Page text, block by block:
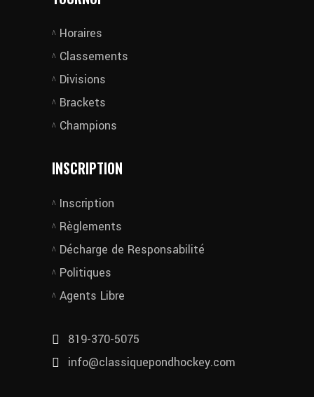
Horaires
Classements
Divisions
Brackets
Champions
INSCRIPTION
Inscription
Règlements
Décharge de Responsabilité
Politiques
Agents Libre
819-370-5075
info@classiquepondhockey.com